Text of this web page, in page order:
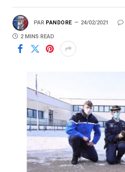
PAR PANDORE 24/02/2021
2 MINS READ